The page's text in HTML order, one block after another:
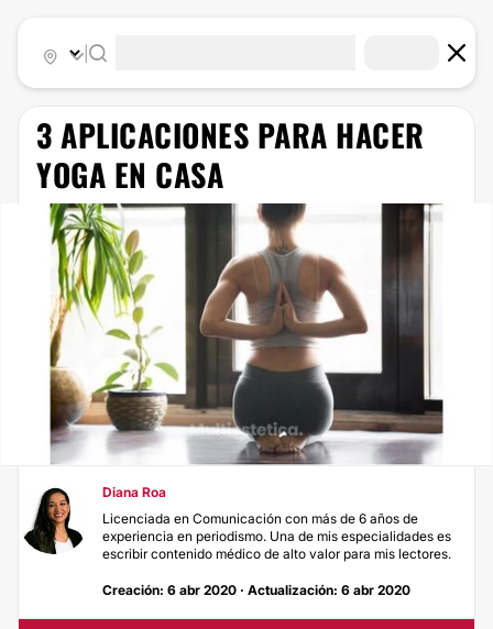
3 APLICACIONES PARA HACER
YOGA EN CASA
Diana Roa
Licenciada en Comunicación con más de 6 años de
experiencia en periodismo. Una de mis especialidades es
escribir contenido médico de alto valor para mis lectores.
Creación: 6 abr 2020 · Actualización: 6 abr 2020